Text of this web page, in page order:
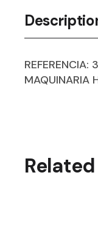
REFERENCIA:
MAQUINARIA